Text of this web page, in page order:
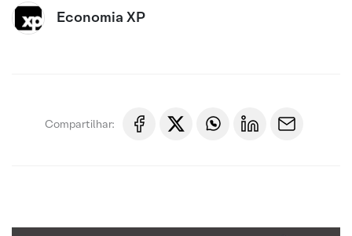
Economia XP
Compartilhar: